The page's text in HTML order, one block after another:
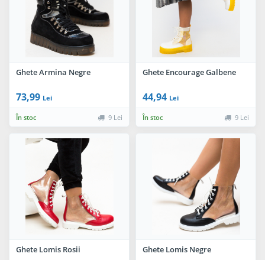
Ghete Armina Negre
73,99 Lei
În stoc 9 Lei
Ghete Encourage Galbene
44,94 Lei
În stoc 9 Lei
Ghete Lomis Rosii Ghete Lomis Negre